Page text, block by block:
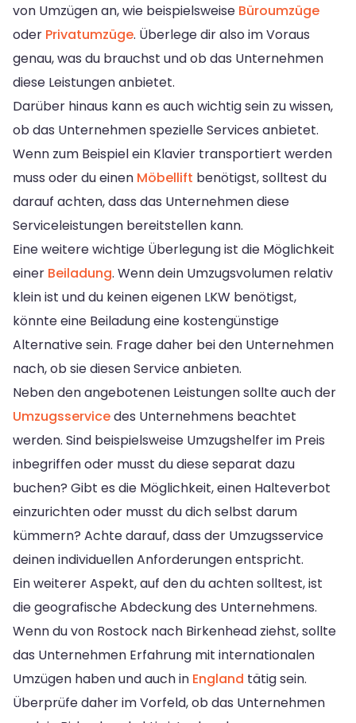
von Umzügen an, wie beispielsweise Büroumzüge
oder Privatumzüge. Überlege dir also im Voraus
genau, was du brauchst und ob das Unternehmen
diese Leistungen anbietet.
Darüber hinaus kann es auch wichtig sein zu wissen,
ob das Unternehmen spezielle Services anbietet.
Wenn zum Beispiel ein Klavier transportiert werden
muss oder du einen Möbellift benötigst, solltest du
darauf achten, dass das Unternehmen diese
Serviceleistungen bereitstellen kann.
Eine weitere wichtige Überlegung ist die Möglichkeit
einer Beiladung. Wenn dein Umzugsvolumen relativ
klein ist und du keinen eigenen LKW benötigst,
könnte eine Beiladung eine kostengünstige
Alternative sein. Frage daher bei den Unternehmen
nach, ob sie diesen Service anbieten.
Neben den angebotenen Leistungen sollte auch der
Umzugsservicedes Unternehmens beachtet
werden. Sind beispielsweise Umzugshelfer im Preis
inbegriffen oder musst du diese separat dazu
buchen? Gibt es die Möglichkeit, einen Halteverbot
einzurichten oder musst du dich selbst darum
kümmern? Achte darauf, dass der Umzugsservice
deinen individuellen Anforderungen entspricht.
Ein weiterer Aspekt, auf den du achten solltest, ist
die geografische Abdeckung des Unternehmens.
Wenn du von Rostock nach Birkenhead ziehst, sollte
das Unternehmen Erfahrung mit internationalen
Umzügen haben und auch in England tätig sein.
Überprüfe daher im Vorfeld, ob das Unternehmen